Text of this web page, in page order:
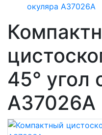
окуляра A37026A
45° угол
A37026A